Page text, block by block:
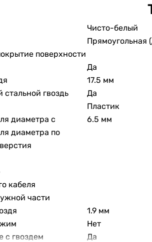
Чисто-белый
Прямоугольная
поверхности
Да
17.5 мм
стальной гвоздь
Да
Пластик
диаметра с
6.5 мм
диаметра по
кабеля
части
1.9 мм
Нет
с гвоздем
Да